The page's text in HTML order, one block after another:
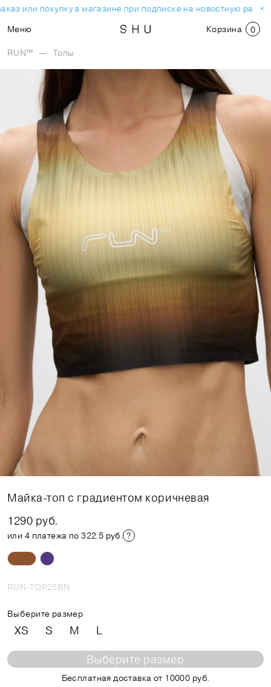
или покупку в магазине при подписке на новостную
Меню
Корзина 0
RUN™ — Топы
Майка-топ с градиентом коричневая
1290 руб.
или 4 платежа по 322.5 руб.
RUN-TOP25BN
Выберите размер
XS S M L
Выберите размер
Бесплатная доставка от 10000 руб.